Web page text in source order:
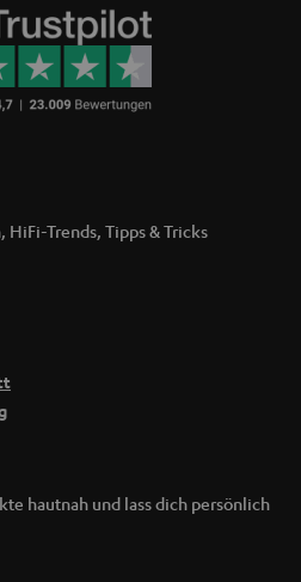
mm-Subwoofer, bereits bekannt von
von 33-200 Hz ab und ist mit
für die Soundbar. Erhältlich sind die
in schwarz und weiß.
Trends, Tipps & Tricks
hautnah und lass dich persönlich